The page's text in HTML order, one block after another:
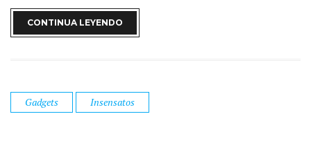
CONTINUA LEYENDO
Gadgets Insensatos